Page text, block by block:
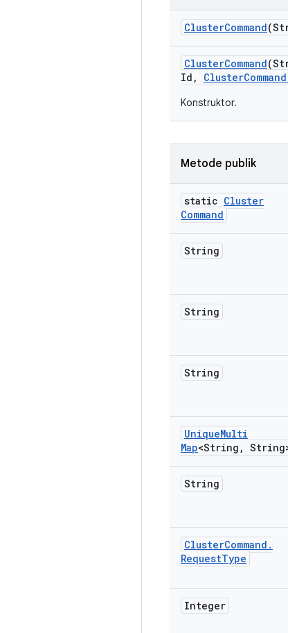
ClusterCommand
ClusterCommand
Id , ClusterCommand
Konstruktor.
Metode publik
static Cluster
Command
String
String
String
UniqueMulti
Map<String ,
String
ClusterCommand .
RequestType
Integer